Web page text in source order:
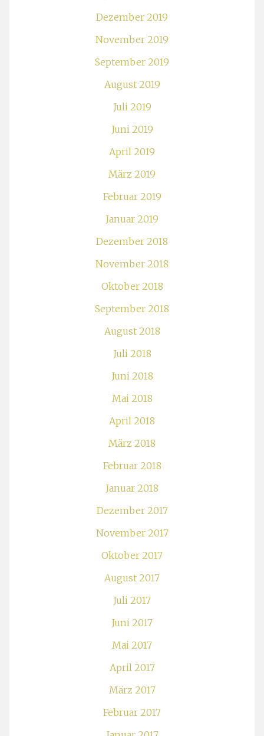
Dezember 2019
November 2019
September 2019
August 2019
Juli 2019
Juni 2019
April 2019
März 2019
Februar 2019
Januar 2019
Dezember 2018
November 2018
Oktober 2018
September 2018
August 2018
Juli 2018
Juni 2018
Mai 2018
April 2018
März 2018
Februar 2018
Januar 2018
Dezember 2017
November 2017
Oktober 2017
August 2017
Juli 2017
Juni 2017
Mai 2017
April 2017
März 2017
Februar 2017